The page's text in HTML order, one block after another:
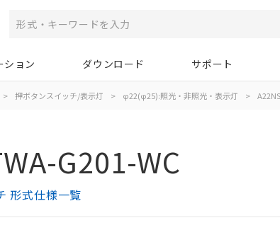
ション ダウンロード サポート
> 押ボタンスイッチ/表示灯 > φ22(φ25):照光・非照光・表示灯 >
G201-WC
形式仕様一覧